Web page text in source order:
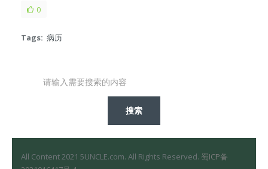
0
Tags: 病历
All Content 2021 5UNCLE.com. All Rights Reserved. 蜀ICP备